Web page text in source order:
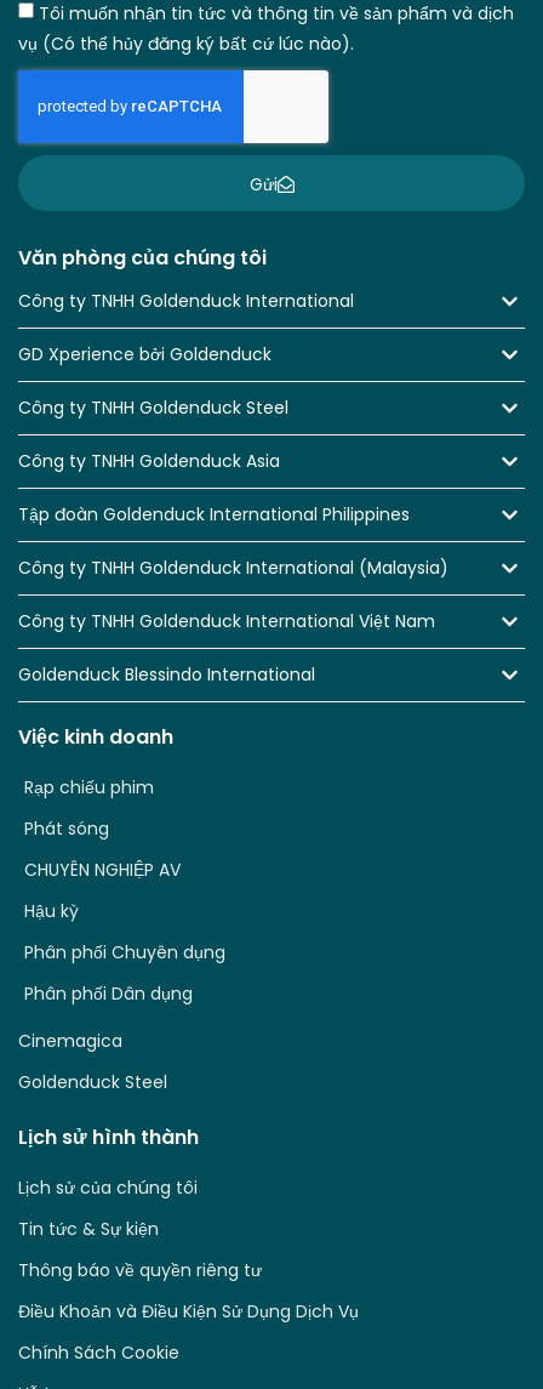
Văn phòng của chúng tôi
Công ty TNHH Goldenduck International
GD Xperience bởi Goldenduck
Công ty TNHH Goldenduck Steel
Công ty TNHH Goldenduck Asia
Tập đoàn Goldenduck International Philippines
Công ty TNHH Goldenduck International (Malaysia)
Công ty TNHH Goldenduck International Việt Nam
Goldenduck Blessindo International
Việc kinh doanh
Phân phối Dân dụng
Phân phối Chuyên dụng
Hậu kỳ
CHUYÊN NGHIỆP AV
Phát sóng
Rạp chiếu phim
Cinemagica
Goldenduck Steel
Lịch sử hình thành
Lịch sử của chúng tôi
Tin tức & Sự kiện
Thông báo về quyền riêng tư
Điều Khoản và Điều Kiện Sử Dụng Dịch Vụ
Chính Sách Cookie
Tôi muốn nhận tin tức và thông tin về sản phẩm và dịch
vụ (Có thể hủy đăng ký bất cứ lúc nào).
Gửi